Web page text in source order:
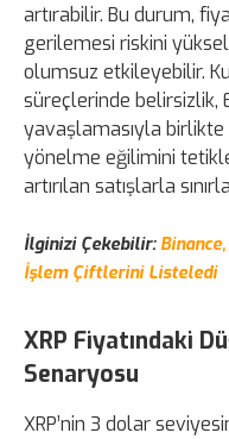
artırabilir. Bu durum,
gerilemesi riskini
olumsuz etkileyebilir.
süreçlerinde belirsizlik,
yavaşlamasıyla birlikte
yönelme eğilimini
artırılan satışlarla
İlginizi Çekebilir:
İşlem Çiftlerini Listeledi
XRP Fiyatındaki
Senaryosu
XRP’nin 3 dolar